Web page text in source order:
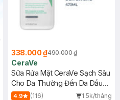
338.000 ₫490.000 ₫
CeraVe
Sữa Rửa Mặt CeraVe Sạch Sâu
Cho Da Thường Đến Da Dầu
473ml
4.9 (116)
1.5k/tháng